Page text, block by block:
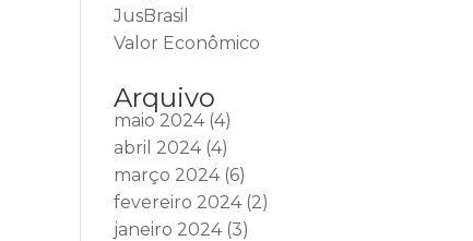
JusBrasil
Valor Econômico
Arquivo
maio 2024(4)
abril 2024(4)
março 2024(6)
fevereiro 2024(2)
janeiro 2024(3)